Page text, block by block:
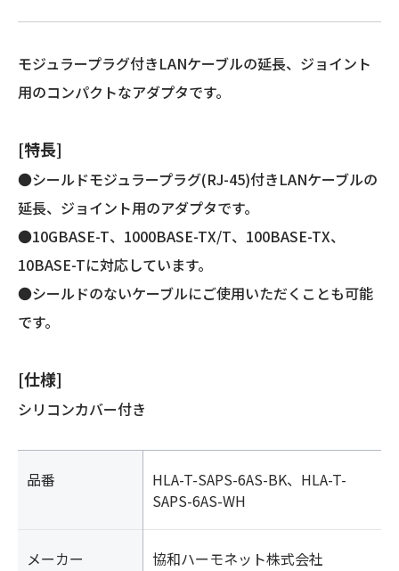
プ
タ
モジュラープラグ付きLANケーブルの延長、ジョイント
用のコンパクトなアダプタです。
[特長]
●シールドモジュラープラグ(RJ-45)付きLANケーブルの
延長、ジョイント用のアダプタです。
●10GBASE-T、1000BASE-TX/T、100BASE-TX、
10BASE-Tに対応しています。
●シールドのないケーブルにご使用いただくことも可能
です。
[仕様]
シリコンカバー付き
品番
HLA-T-SAPS-6AS-BK、HLA-T-
SAPS-6AS-WH
メーカー 協和ハーモネット株式会社